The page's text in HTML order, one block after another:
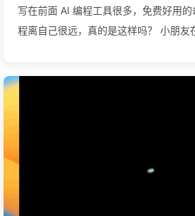
写在前面 AI 编程工具很多，免费好用
程离自己很远，真的是这样吗？ 小朋友
结果展示 执行过程首先需要在电脑上安
的模式，简单理解为 Builder 模型：从
这样的小白用户Chat 模式：精修模式，
程基础的小伙伴 基本的操作就是这样了